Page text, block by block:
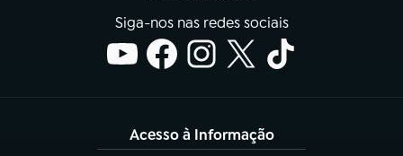
Siga-nos nas redes sociais
Acesso à Informação